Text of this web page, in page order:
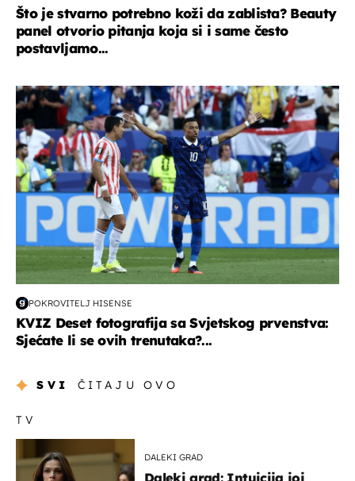
Što je stvarno potrebno koži da zablista? Beauty
panel otvorio pitanja koja si i same često
postavljamo...
svjetsko prvenstvo 2026
POKROVITELJ HISENSE
KVIZ Deset fotografija sa Svjetskog prvenstva:
Sjećate li se ovih trenutaka?...
SVI ČITAJU OVO
TV
DALEKI GRAD